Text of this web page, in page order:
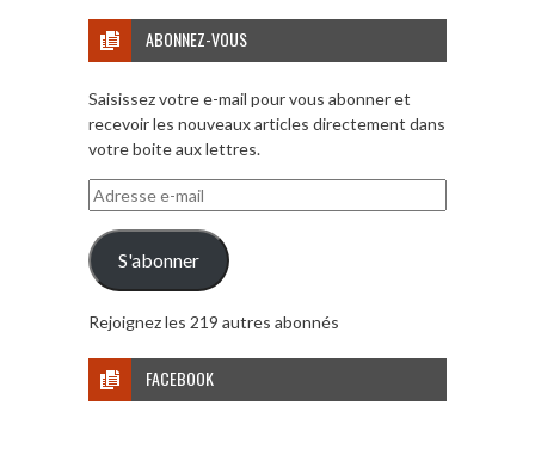
ABONNEZ-VOUS
Saisissez votre e-mail pour vous abonner et
recevoir les nouveaux articles directement dans
votre boite aux lettres.
Adresse
e-
mail
S'abonner
Rejoignez les 219 autres abonnés
FACEBOOK